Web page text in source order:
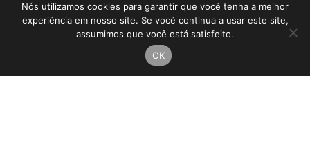
Nós utilizamos cookies para garantir que você tenha a melhor
experiência em nosso site. Se você continua a usar este site,
assumimos que você está satisfeito.
OK